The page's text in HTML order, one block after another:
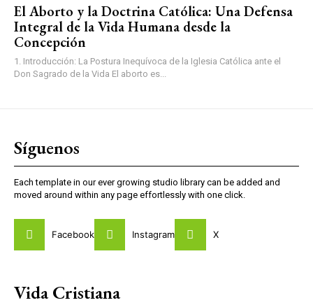
El Aborto y la Doctrina Católica: Una Defensa
Integral de la Vida Humana desde la
Concepción
1. Introducción: La Postura Inequívoca de la Iglesia Católica ante el
Don Sagrado de la Vida El aborto es...
Síguenos
Each template in our ever growing studio library can be added and
moved around within any page effortlessly with one click.
Facebook Instagram X
Vida Cristiana